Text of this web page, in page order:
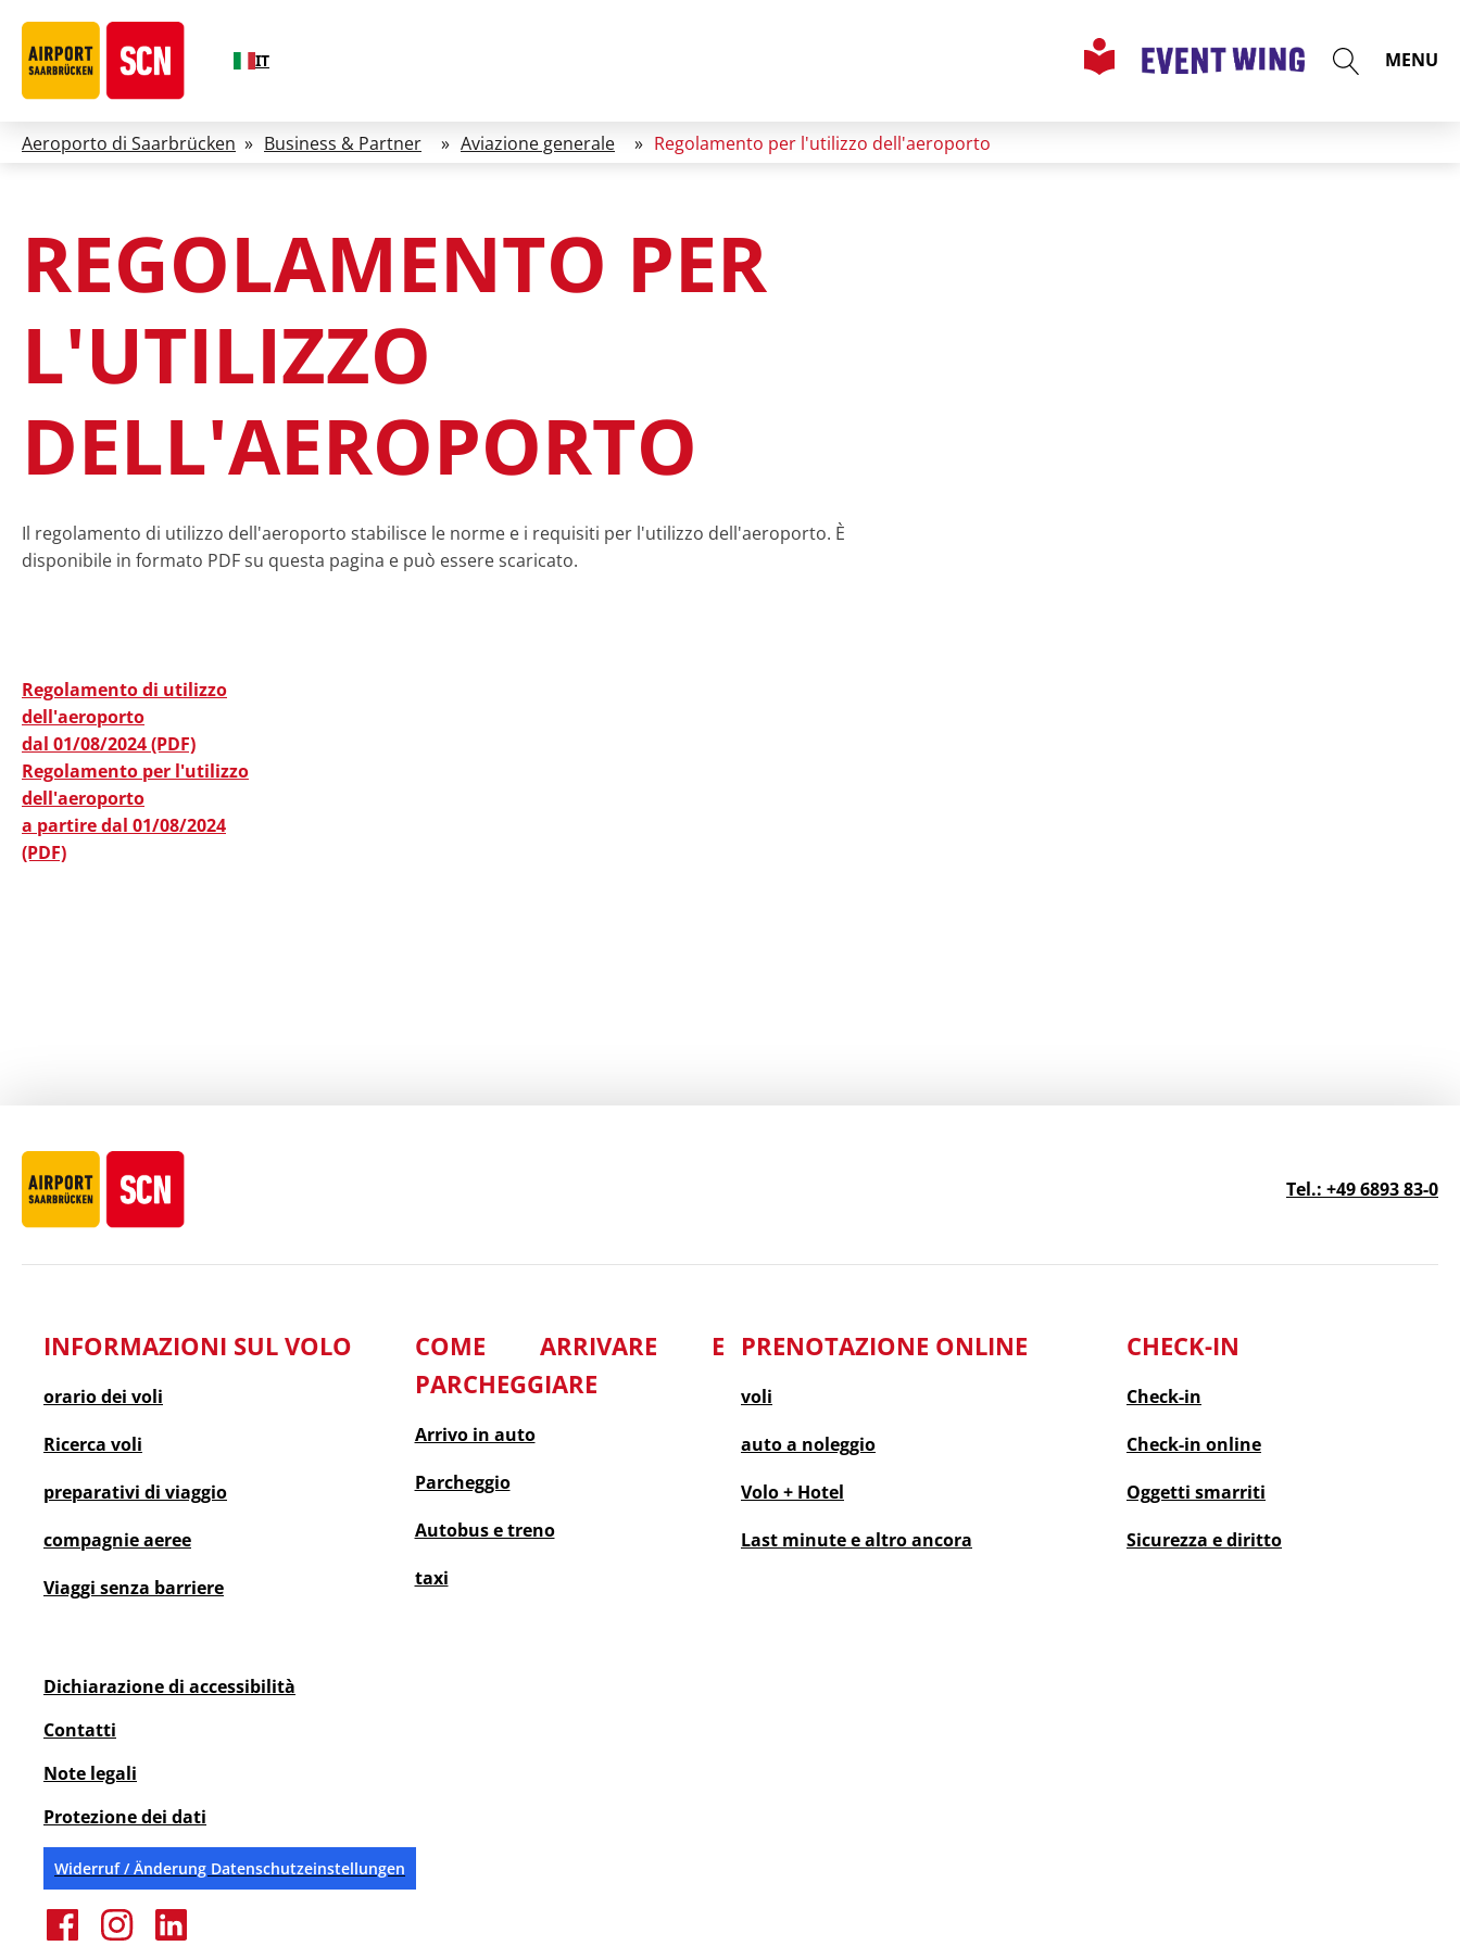
IT MENU
Aeroporto di Saarbrücken » Business & Partner » Aviazione generale » Regolamento per l'utilizzo dell'aeroporto
REGOLAMENTO PER
L'UTILIZZO
DELL'AEROPORTO
Il regolamento di utilizzo dell'aeroporto stabilisce le norme e i requisiti per l'utilizzo dell'aeroporto. È
disponibile in formato PDF su questa pagina e può essere scaricato.
Regolamento di utilizzo
dell'aeroporto
dal 01/08/2024 (PDF)
Regolamento per l'utilizzo
dell'aeroporto
a partire dal 01/08/2024
(PDF)
Tel.: +49 6893 83-0
INFORMAZIONI SUL VOLO
orario dei voli
Ricerca voli
preparativi di viaggio
compagnie aeree
Viaggi senza barriere
COME ARRIVARE E
PARCHEGGIARE
Arrivo in auto
Parcheggio
Autobus e treno
taxi
PRENOTAZIONE ONLINE
voli
auto a noleggio
Volo + Hotel
Last minutee altro ancora
CHECK-IN
Check-in
Check-in online
Oggetti smarriti
Sicurezza e diritto
Dichiarazione di accessibilità
Contatti
Note legali
Protezione dei dati
Widerruf / Änderung Datenschutzeinstellungen